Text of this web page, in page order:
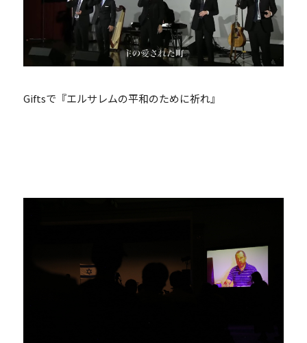
Giftsで『エルサレムの平和のために祈れ』